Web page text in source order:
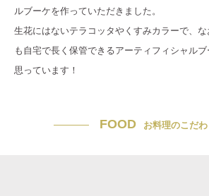
ルブーケを作っていただきました。
生花にはないテラコッタやくすみカラーで、
も自宅で長く保管できるアーティフィシャル
思っています！
FOOD お料理のこだわ